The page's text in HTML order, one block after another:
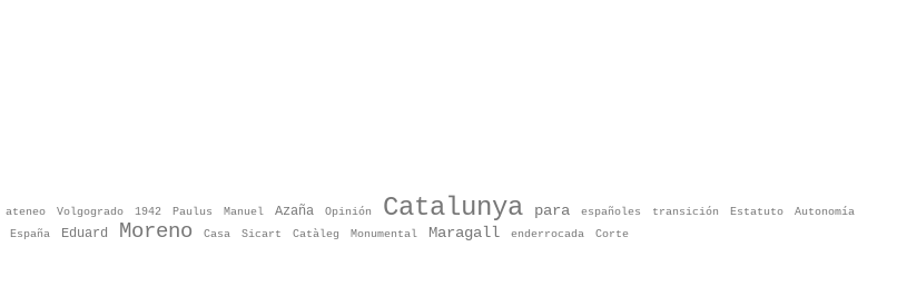
ateneo Volgogrado 1942 Paulus Manuel Azaña Opinión Catalunya para españoles transición Estatuto
Autonomía
España Eduard Moreno Casa Sicart Catàleg Monumental Maragall enderrocada Corte